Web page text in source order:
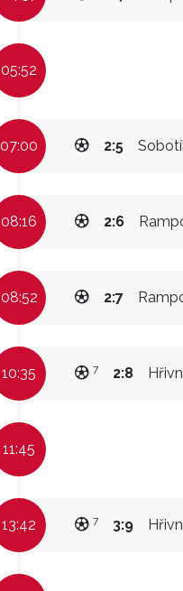
05:52
07:00 2:5
08:16 2:6
08:52 2:7
10:35 2:8
7
11:45
13:42 3:9
7